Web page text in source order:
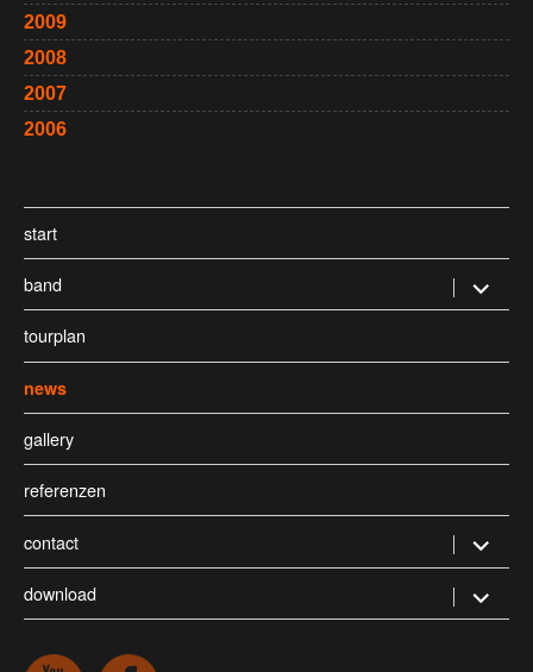
2009
2008
2007
2006
start
band
öffnen
tourplan
news
gallery
referenzen
contact
öffnen
download
öffnen